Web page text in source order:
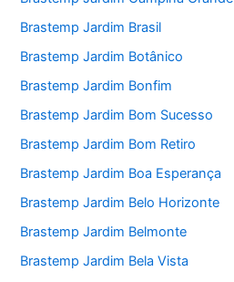
Brastemp Jardim Brasil
Brastemp Jardim Botânico
Brastemp Jardim Bonfim
Brastemp Jardim Bom Sucesso
Brastemp Jardim Bom Retiro
Brastemp Jardim Boa Esperança
Brastemp Jardim Belo Horizonte
Brastemp Jardim Belmonte
Brastemp Jardim Bela Vista